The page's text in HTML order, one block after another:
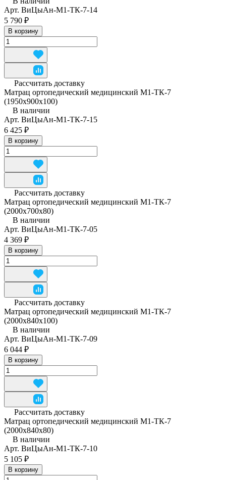
Арт. ВиЦыАн-М1-ТК-7-14
5 790 ₽
В корзину
Рассчитать доставку
Матрац ортопедический медицинский М1-ТК-7
(1950x900x100)
В наличии
Арт. ВиЦыАн-М1-ТК-7-15
6 425 ₽
В корзину
Рассчитать доставку
Матрац ортопедический медицинский М1-ТК-7
(2000x700x80)
В наличии
Арт. ВиЦыАн-М1-ТК-7-05
4 369 ₽
В корзину
Рассчитать доставку
Матрац ортопедический медицинский М1-ТК-7
(2000x840x100)
В наличии
Арт. ВиЦыАн-М1-ТК-7-09
6 044 ₽
В корзину
Рассчитать доставку
Матрац ортопедический медицинский М1-ТК-7
(2000x840x80)
В наличии
Арт. ВиЦыАн-М1-ТК-7-10
5 105 ₽
В корзину